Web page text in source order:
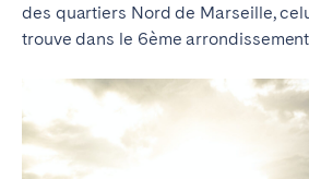
des quartiers Nord de Marseille,
trouve dans le 6ème